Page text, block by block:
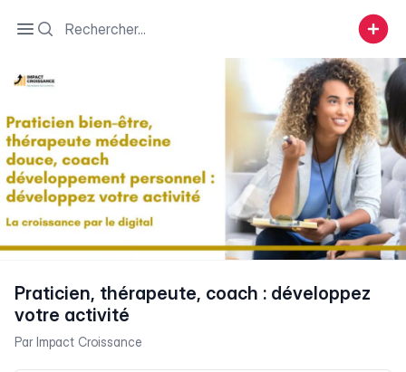
Open sidebar
Search
Praticien, thérapeute, coach : développez
votre activité
ParImpact Croissance